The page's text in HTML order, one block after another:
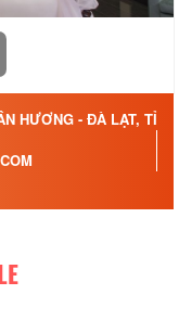
HƯƠNG - ĐÀ LẠT,